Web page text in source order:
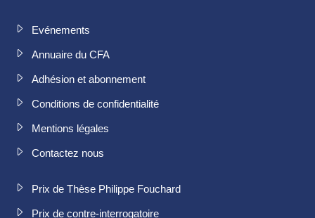
Evénements
Annuaire du CFA
Adhésion et abonnement
Conditions de confidentialité
Mentions légales
Contactez nous
Prix de Thèse Philippe Fouchard
Prix de contre-interrogatoire